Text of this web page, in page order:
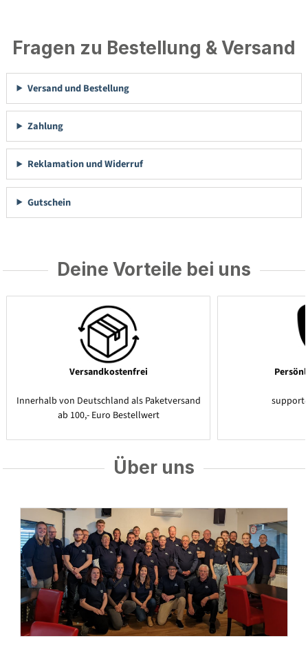
Fragen zu Bestellung & Versand
Versand und Bestellung
Zahlung
Reklamation und Widerruf
Gutschein
Deine Vorteile bei uns
Versandkostenfrei
Innerhalb von Deutschland als Paketversand
ab 100,- Euro Bestellwert
Über uns